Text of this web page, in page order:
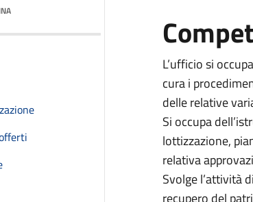
L’ufficio si
cura i
delle relative
Si occupa
lottizzazione,
relativa
Svolge l’attività
recupero del